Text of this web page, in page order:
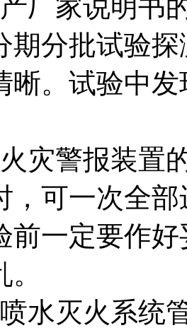
产厂家说明
期分批试验
晰。试验中
火灾警报装
，可一次全
前一定要作
喷水灭火系